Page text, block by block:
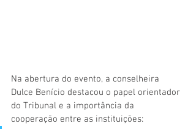
Na abertura do evento, a conselheira
Dulce Benício destacou o papel orientador
do Tribunal e a importância da
cooperação entre as instituições: